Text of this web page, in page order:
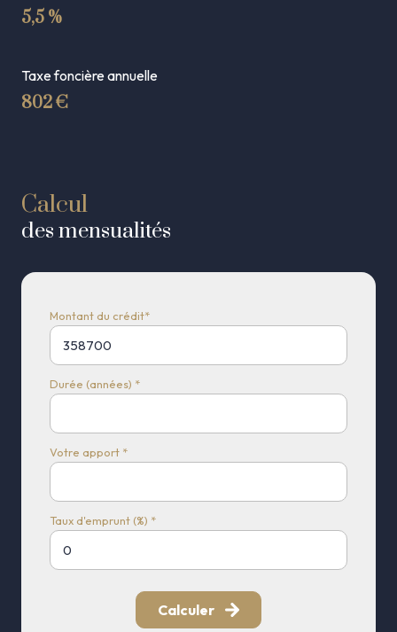
5,5 %
Taxe foncière annuelle
802 €
Calcul
des mensualités
Montant du crédit*
Durée (années) *
Votre apport *
Taux d'emprunt (%) *
Calculer